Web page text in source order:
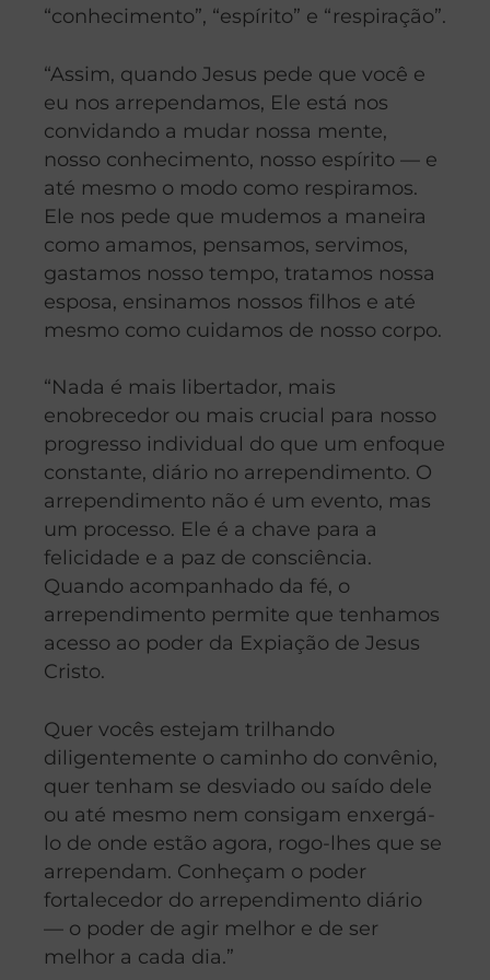
“conhecimento”, “espírito” e “respiração”.
“Assim, quando Jesus pede que você e
eu nos arrependamos, Ele está nos
convidando a mudar nossa mente,
nosso conhecimento, nosso espírito — e
até mesmo o modo como respiramos.
Ele nos pede que mudemos a maneira
como amamos, pensamos, servimos,
gastamos nosso tempo, tratamos nossa
esposa, ensinamos nossos filhos e até
mesmo como cuidamos de nosso corpo.
“Nada é mais libertador, mais
enobrecedor ou mais crucial para nosso
progresso individual do que um enfoque
constante, diário no arrependimento. O
arrependimento não é um evento, mas
um processo. Ele é a chave para a
felicidade e a paz de consciência.
Quando acompanhado da fé, o
arrependimento permite que tenhamos
acesso ao poder da Expiação de Jesus
Cristo.
Quer vocês estejam trilhando
diligentemente o caminho do convênio,
quer tenham se desviado ou saído dele
ou até mesmo nem consigam enxergá-
lo de onde estão agora, rogo-lhes que se
arrependam. Conheçam o poder
fortalecedor do arrependimento diário
— o poder de agir melhor e de ser
melhor a cada dia.”